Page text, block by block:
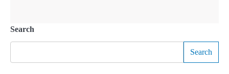
Search
Search